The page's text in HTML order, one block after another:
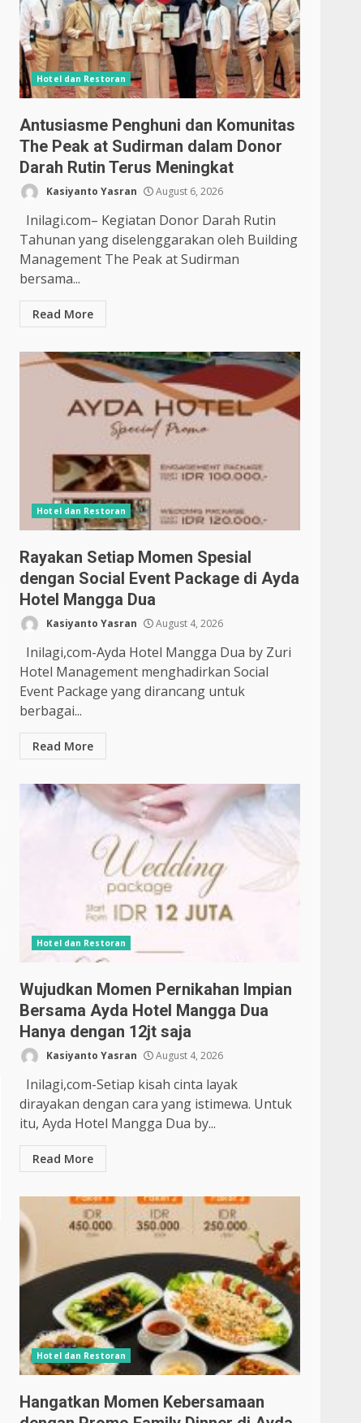
Hotel dan Restoran
Antusiasme Penghuni dan Komunitas
The Peak at Sudirman dalam Donor
Darah Rutin Terus Meningkat
Kasiyanto Yasran August 6, 2026
Inilagi.com– Kegiatan Donor Darah Rutin
Tahunan yang diselenggarakan oleh Building
Management The Peak at Sudirman
bersama...
Read More
Hotel dan Restoran
Rayakan Setiap Momen Spesial
dengan Social Event Package di Ayda
Hotel Mangga Dua
Kasiyanto Yasran August 4, 2026
Inilagi,com-Ayda Hotel Mangga Dua by Zuri
Hotel Management menghadirkan Social
Event Package yang dirancang untuk
berbagai...
Read More
Hotel dan Restoran
Wujudkan Momen Pernikahan Impian
Bersama Ayda Hotel Mangga Dua
Hanya dengan 12jt saja
Kasiyanto Yasran August 4, 2026
Inilagi,com-Setiap kisah cinta layak
dirayakan dengan cara yang istimewa. Untuk
itu, Ayda Hotel Mangga Dua by...
Read More
Hotel dan Restoran
Hangatkan Momen Kebersamaan